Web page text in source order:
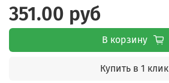
351.00 руб
В корзину
Купить в 1 клик